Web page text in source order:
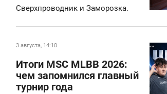
Сверхпроводник и Заморозка.
3 августа, 14:10
Итоги MSC MLBB 2026:
чем запомнился главный
турнир года